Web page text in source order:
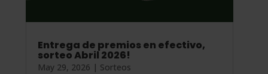
Entrega de premios en efectivo,
sorteo Abril 2026!
May 29, 2026 | Sorteos